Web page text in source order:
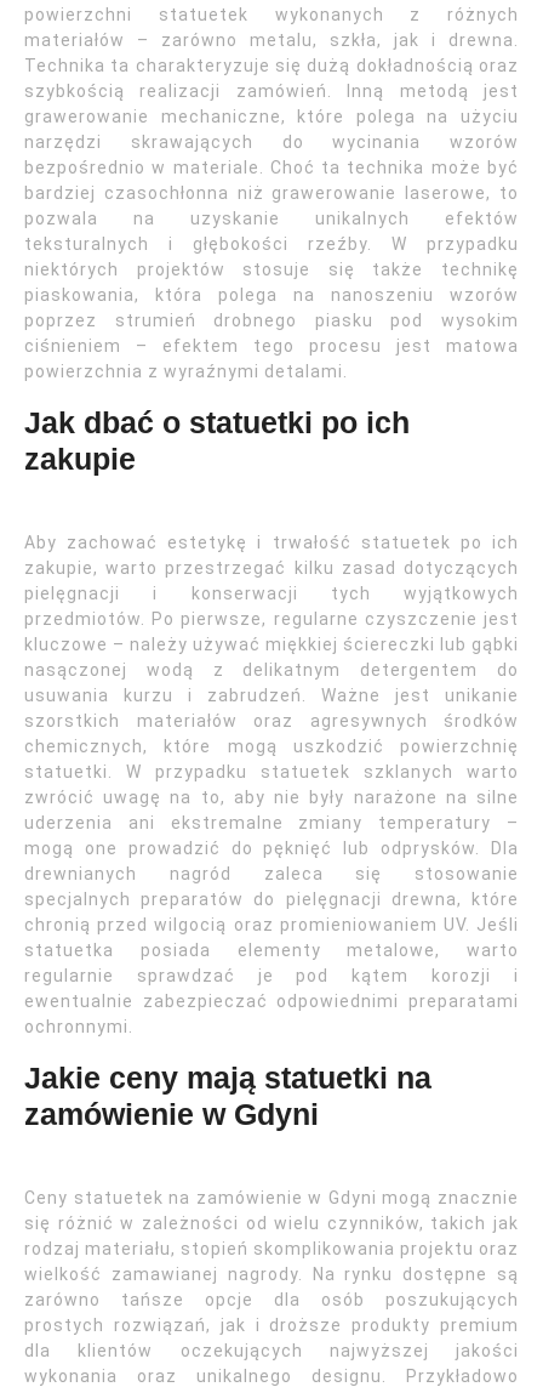
powierzchni statuetek wykonanych z różnych
materiałów – zarówno metalu, szkła, jak i drewna.
Technika ta charakteryzuje się dużą dokładnością oraz
szybkością realizacji zamówień. Inną metodą jest
grawerowanie mechaniczne, które polega na użyciu
narzędzi skrawających do wycinania wzorów
bezpośrednio w materiale. Choć ta technika może być
bardziej czasochłonna niż grawerowanie laserowe, to
pozwala na uzyskanie unikalnych efektów
teksturalnych i głębokości rzeźby. W przypadku
niektórych projektów stosuje się także technikę
piaskowania, która polega na nanoszeniu wzorów
poprzez strumień drobnego piasku pod wysokim
ciśnieniem – efektem tego procesu jest matowa
powierzchnia z wyraźnymi detalami.
Jak dbać o statuetki po ich
zakupie
Aby zachować estetykę i trwałość statuetek po ich
zakupie, warto przestrzegać kilku zasad dotyczących
pielęgnacji i konserwacji tych wyjątkowych
przedmiotów. Po pierwsze, regularne czyszczenie jest
kluczowe – należy używać miękkiej ściereczki lub gąbki
nasączonej wodą z delikatnym detergentem do
usuwania kurzu i zabrudzeń. Ważne jest unikanie
szorstkich materiałów oraz agresywnych środków
chemicznych, które mogą uszkodzić powierzchnię
statuetki. W przypadku statuetek szklanych warto
zwrócić uwagę na to, aby nie były narażone na silne
uderzenia ani ekstremalne zmiany temperatury –
mogą one prowadzić do pęknięć lub odprysków. Dla
drewnianych nagród zaleca się stosowanie
specjalnych preparatów do pielęgnacji drewna, które
chronią przed wilgocią oraz promieniowaniem UV. Jeśli
statuetka posiada elementy metalowe, warto
regularnie sprawdzać je pod kątem korozji i
ewentualnie zabezpieczać odpowiednimi preparatami
ochronnymi.
Jakie ceny mają statuetki na
zamówienie w Gdyni
Ceny statuetek na zamówienie w Gdyni mogą znacznie
się różnić w zależności od wielu czynników, takich jak
rodzaj materiału, stopień skomplikowania projektu oraz
wielkość zamawianej nagrody. Na rynku dostępne są
zarówno tańsze opcje dla osób poszukujących
prostych rozwiązań, jak i droższe produkty premium
dla klientów oczekujących najwyższej jakości
wykonania oraz unikalnego designu. Przykładowo